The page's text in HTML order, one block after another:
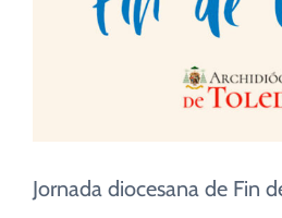
CUIDADO PASTORAL
Jornada diocesana de Fin